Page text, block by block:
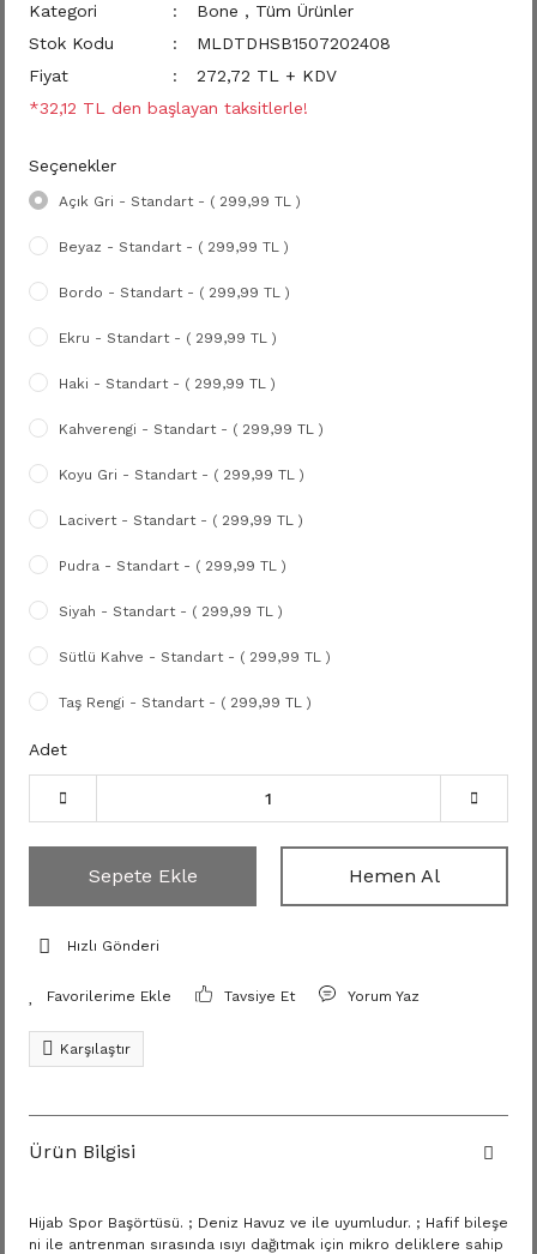
Kategori Bone , Tüm Ürünler
Stok Kodu
MLDTDHSB1507202408
Fiyat
272,72 TL + KDV
*32,12 TL den başlayan taksitlerle!
Seçenekler
Açık Gri - Standart - ( 299,99 TL )
Beyaz - Standart - ( 299,99 TL )
Bordo - Standart - ( 299,99 TL )
Ekru - Standart - ( 299,99 TL )
Haki - Standart - ( 299,99 TL )
Kahverengi - Standart - ( 299,99 TL )
Koyu Gri - Standart - ( 299,99 TL )
Lacivert - Standart - ( 299,99 TL )
Pudra - Standart - ( 299,99 TL )
Siyah - Standart - ( 299,99 TL )
Sütlü Kahve - Standart - ( 299,99 TL )
Taş Rengi - Standart - ( 299,99 TL )
Adet
Sepete Ekle Hemen Al
Hızlı Gönderi
Tavsiye Et Yorum Yaz
Karşılaştır
Ürün Bilgisi
Hijab Spor Başörtüsü. ; Deniz Havuz ve ile uyumludur. ; Hafif bileşe
ni ile antrenman sırasında ısıyı dağıtmak için mikro deliklere sahip